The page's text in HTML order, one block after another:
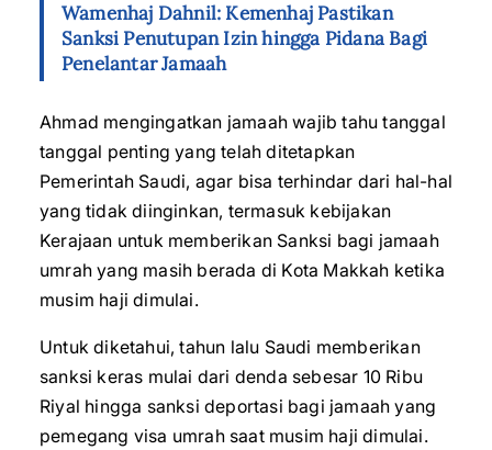
Wamenhaj Dahnil: Kemenhaj Pastikan
Sanksi Penutupan Izin hingga Pidana Bagi
Penelantar Jamaah
Ahmad mengingatkan jamaah wajib tahu tanggal
tanggal penting yang telah ditetapkan
Pemerintah Saudi, agar bisa terhindar dari hal-hal
yang tidak diinginkan, termasuk kebijakan
Kerajaan untuk memberikan Sanksi bagi jamaah
umrah yang masih berada di Kota Makkah ketika
musim haji dimulai.
Untuk diketahui, tahun lalu Saudi memberikan
sanksi keras mulai dari denda sebesar 10 Ribu
Riyal hingga sanksi deportasi bagi jamaah yang
pemegang visa umrah saat musim haji dimulai.